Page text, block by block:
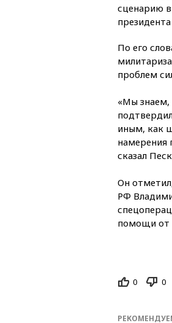
сценарию в
По его
проблем
«Мы знаем,
иным, как
намерения
сказал
Он
РФ
помощи от
0 0